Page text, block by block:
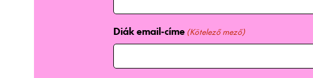
Diák email-címe (Kötelező mező)